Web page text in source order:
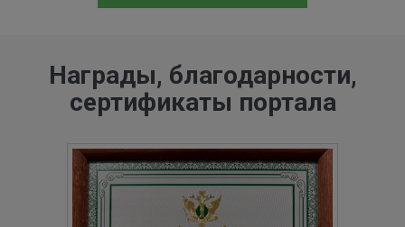
Награды, благодарности,
сертификаты портала